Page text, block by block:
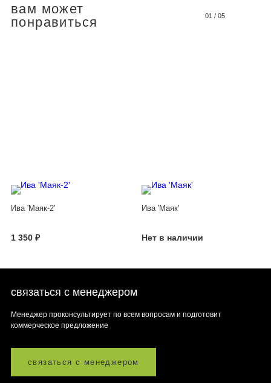
вам может
понравиться
01 / 05
Ива 'Маяк-2'
1 350 ₽
Ива 'Маяк'
Нет в наличии
связаться с менеджером
Менеджер проконсультирует по всем вопросам и подготовит
коммерческое предложение
связаться с менеджером